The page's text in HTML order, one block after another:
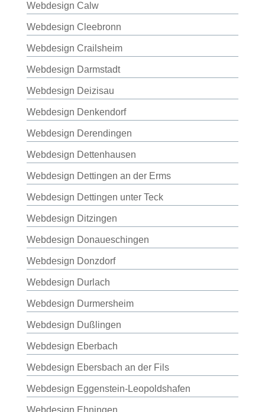
Webdesign Calw
Webdesign Cleebronn
Webdesign Crailsheim
Webdesign Darmstadt
Webdesign Deizisau
Webdesign Denkendorf
Webdesign Derendingen
Webdesign Dettenhausen
Webdesign Dettingen an der Erms
Webdesign Dettingen unter Teck
Webdesign Ditzingen
Webdesign Donaueschingen
Webdesign Donzdorf
Webdesign Durlach
Webdesign Durmersheim
Webdesign Dußlingen
Webdesign Eberbach
Webdesign Ebersbach an der Fils
Webdesign Eggenstein-Leopoldshafen
Webdesign Ehningen